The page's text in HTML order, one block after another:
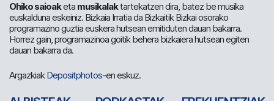
Ohiko saioaketa musikalaktartekatzen dira, batez be musika
euskalduna eskeiniz. Bizkaia Irratia da Bizkaitik Bizkai osorako
programazino guztia euskera hutsean emitiduten dauan bakarra.
Horrez gain, programazinoa goitik behera bizkaiera hutsean egiten
dauan bakarra da.
ArgazkiakDepositphotos-en eskuz.